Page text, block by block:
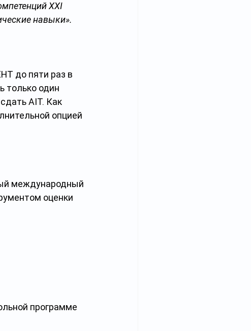
XXI
навыки».
до пяти раз в
только один
AIT. Как
опцией
международный
оценки
программе